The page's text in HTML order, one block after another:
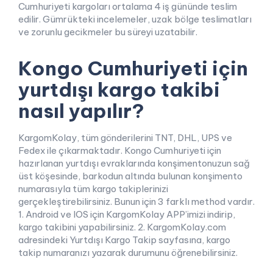
Cumhuriyeti kargoları ortalama 4 iş gününde teslim
edilir. Gümrükteki incelemeler, uzak bölge teslimatları
ve zorunlu gecikmeler bu süreyi uzatabilir.
Kongo Cumhuriyeti için
yurtdışı kargo takibi
nasıl yapılır?
KargomKolay, tüm gönderilerini TNT, DHL, UPS ve
Fedex ile çıkarmaktadır. Kongo Cumhuriyeti için
hazırlanan yurtdışı evraklarında konşimentonuzun sağ
üst köşesinde, barkodun altında bulunan konşimento
numarasıyla tüm kargo takiplerinizi
gerçekleştirebilirsiniz. Bunun için 3 farklı method vardır.
1. Android ve IOS için KargomKolay APP’imizi indirip,
kargo takibini yapabilirsiniz. 2. KargomKolay.com
adresindeki Yurtdışı Kargo Takip sayfasına, kargo
takip numaranızı yazarak durumunu öğrenebilirsiniz.